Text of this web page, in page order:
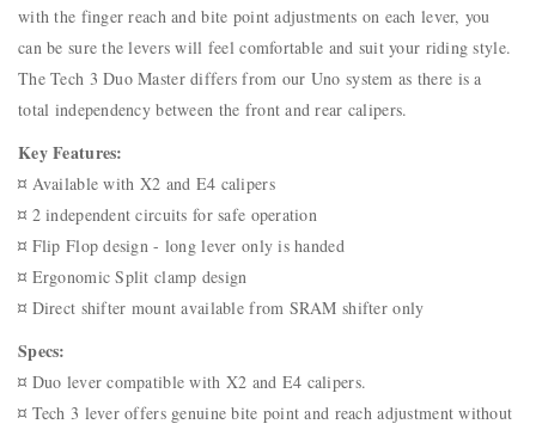
with the finger reach and bite point adjustments on each lever, you
can be sure the levers will feel comfortable and suit your riding style.
The Tech 3 Duo Master differs from our Uno system as there is a
total independency between the front and rear calipers.
Key Features:
¤ Available with X2 and E4 calipers
¤ 2 independent circuits for safe operation
¤ Flip Flop design - long lever only is handed
¤ Ergonomic Split clamp design
¤ Direct shifter mount available from SRAM shifter only
Specs:
¤ Duo lever compatible with X2 and E4 calipers.
¤ Tech 3 lever offers genuine bite point and reach adjustment without